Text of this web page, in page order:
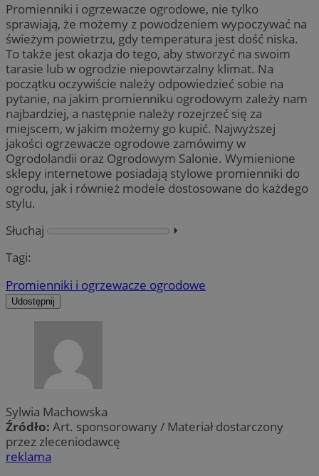
Promienniki i ogrzewacze ogrodowe, nie tylko
sprawiają, że możemy z powodzeniem wypoczywać na
świeżym powietrzu, gdy temperatura jest dość niska.
To także jest okazja do tego, aby stworzyć na swoim
tarasie lub w ogrodzie niepowtarzalny klimat. Na
początku oczywiście należy odpowiedzieć sobie na
pytanie, na jakim promienniku ogrodowym zależy nam
najbardziej, a następnie należy rozejrzeć się za
miejscem, w jakim możemy go kupić. Najwyższej
jakości ogrzewacze ogrodowe zamówimy w
Ogrodolandii oraz Ogrodowym Salonie. Wymienione
sklepy internetowe posiadają stylowe promienniki do
ogrodu, jak i również modele dostosowane do każdego
stylu.
Słuchaj
⏵︎
Tagi:
Promienniki i ogrzewacze ogrodowe
Udostępnij
Sylwia Machowska
Źródło: Art. sponsorowany / Materiał dostarczony
przez zleceniodawcę
reklama